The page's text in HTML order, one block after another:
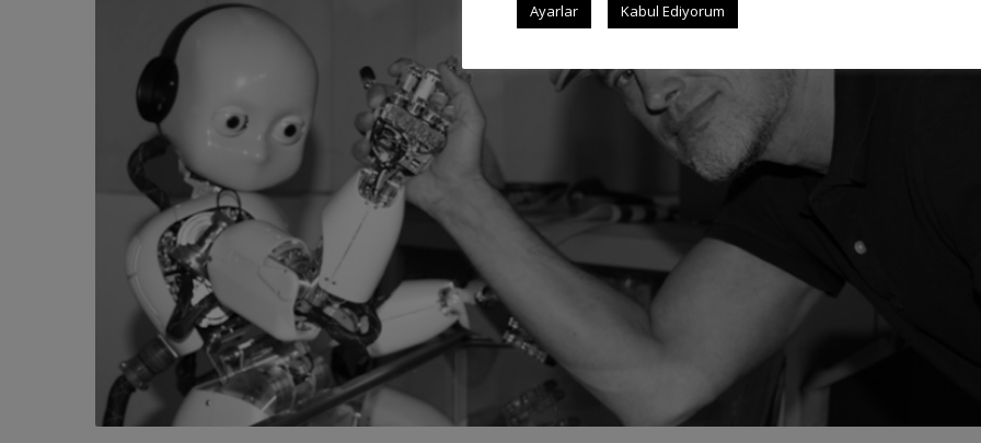
Ayarlar Kabul Ediyorum